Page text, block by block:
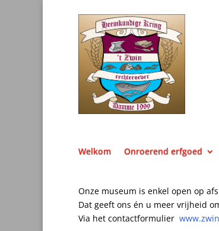
Welkom Onroerend erfgoed
Onze museum is enkel open op
Dat geeft ons én u meer vrijheid
Via het contactformulier